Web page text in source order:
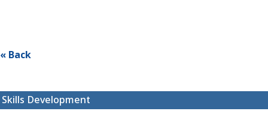
« Back
Skills Development